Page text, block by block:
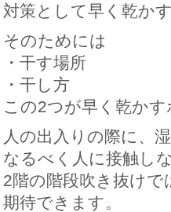
対策として早く乾か
そのためには
・干す場所
・干し方
この2つが早く乾かす
人の出入りの際に、
なるべく人に接触し
2階の階段吹き抜け
期待できます。